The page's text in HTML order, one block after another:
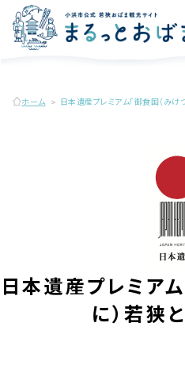
ホーム 日本遺産プレミアム「御食国（みけ
日本遺産プレミア
に）若狭